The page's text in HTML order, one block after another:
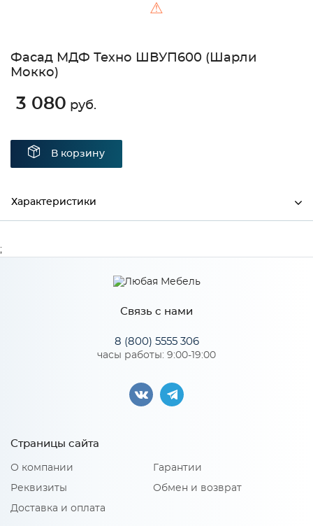
⚠
Фасад МДФ Техно ШВУП600 (Шарли
Мокко)
3 080 руб.
В корзину
Характеристики
Связь с нами
8 (800) 5555 306
часы работы: 9:00-19:00
Страницы сайта
О компании
Реквизиты
Доставка и оплата
Гарантии
Обмен и возврат
;